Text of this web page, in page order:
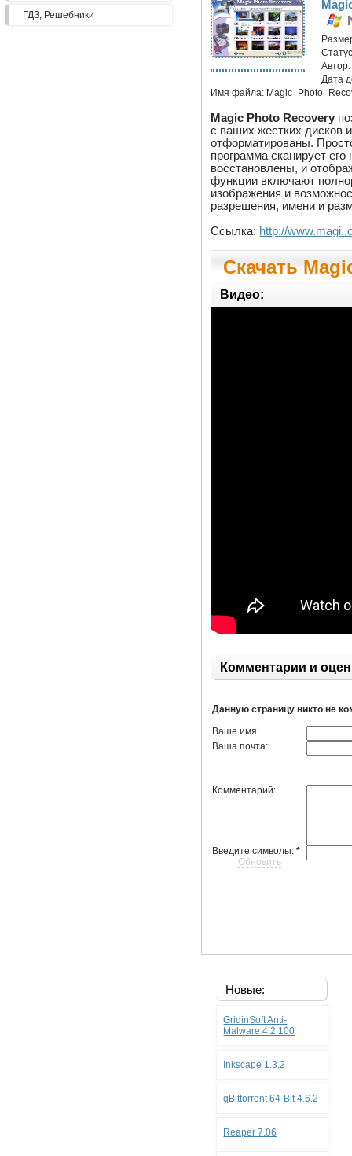
ГДЗ, Решебники
Дата
Имя файла:
Magic Photo Recovery
с ваших жестких дисков
отформатированы.
программа сканирует
восстановлены, и
функции включают
изображения и
разрешения, имени и
Ссылка: http://
Скачать
Видео:
Комментарии и
Данную страницу никто не
Ваше имя:
Ваша почта:
Комментарий:
Введите символы:*
Обновить
Новые:
GridinSoft Anti-
Malware 4.2.100
Inkscape 1.3.2
qBittorrent 64-Bit 4.6.2
Reaper 7.06